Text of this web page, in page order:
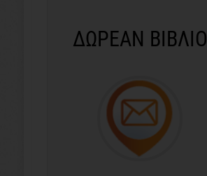
ΔΩΡΕΑΝ ΒΙΒΛΙΟ